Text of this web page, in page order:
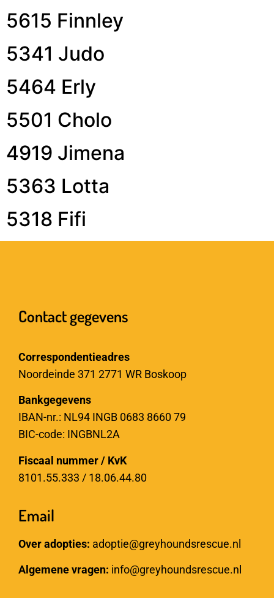
5615 Finnley
5341 Judo
5464 Erly
5501 Cholo
4919 Jimena
5363 Lotta
5318 Fifi
Contact gegevens
Correspondentieadres
Noordeinde 371 2771 WR Boskoop
Bankgegevens
IBAN-nr.: NL94 INGB 0683 8660 79
BIC-code: INGBNL2A
Fiscaal nummer / KvK
8101.55.333 / 18.06.44.80
Email
Over adopties: adoptie@greyhoundsrescue.nl
Algemene vragen: info@greyhoundsrescue.nl